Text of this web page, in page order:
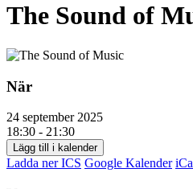
The Sound of
När
24 september 2025
18:30 - 21:30
Lägg till i kalender
Ladda ner ICS Google Kalender